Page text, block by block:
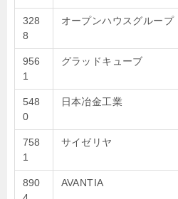
328
8
オープンハウスグループ
956
1
グラッドキューブ
548
0
日本冶金工業
758
1
サイゼリヤ
890
AVANTIA